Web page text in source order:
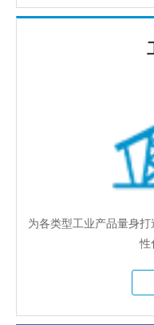
为各类型工业产品量身
性